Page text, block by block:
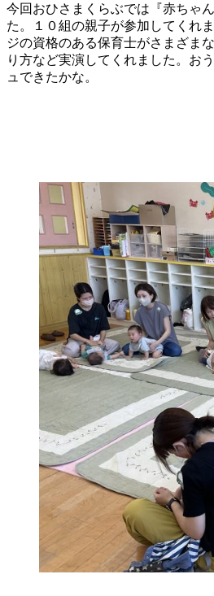
今回おひさまくらぶでは『赤ちゃ
た。１０組の親子が参加してくれ
ジの資格のある保育士がさまざま
り方など実演してくれました。お
ュできたかな。